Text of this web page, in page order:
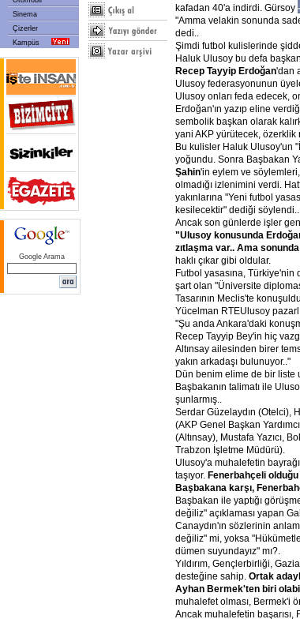
Sinema
Çizerler
Kampüs
Google Arama
kafadan 40'a indirdi. Gürsoy
"Amma velakin sonunda
dedi..
Şimdi futbol kulislerinde
Haluk Ulusoy bu defa
Recep Tayyip Erdoğan'dan
Ulusoy federasyonunun
Ulusoy onları feda edecek,
Erdoğan'ın yazıp eline
sembolik başkan olarak
yani AKP yürütecek,
Bu kulisler Haluk Ulusoy'un
yoğundu. Sonra Başbakan
Şahin'in eylem ve söylemleri,
olmadığı izlenimini verdi.
yakınlarına "Yeni futbol
kesilecektir" dediği söylendi..
Ancak son günlerde işler
"Ulusoy konusunda
zıtlaşma var.. Ama
haklı çıkar gibi oldular.
Futbol yasasına, Türkiye'nin
şart olan "Üniversite
Tasarının Meclis'te
Yücelman RTEUlusoy
"Şu anda Ankara'daki
Recep Tayyip Bey'in hiç
Altınsay ailesinden birer
yakın arkadaşı bulunuyor.."
Dün benim elime de bir liste
Başbakanın talimatı ile
şunlarmış..
Serdar Güzelaydın (Otelci),
(AKP Genel Başkan
(Altınsay), Mustafa Yazıcı,
Trabzon İşletme Müdürü).
Ulusoy'a muhalefetin
taşıyor. Fenerbahçeli
Başbakana karşı,
Başbakan ile yaptığı
değiliz" açıklaması yapan
Canaydın'ın sözlerinin
değiliz" mi, yoksa
dümen suyundayız" mı?.
Yıldırım, Gençlerbirliği,
desteğine sahip. Ortak
Ayhan Bermek'ten biri
muhalefet olması, Bermek'i
Ancak muhalefetin başarısı,